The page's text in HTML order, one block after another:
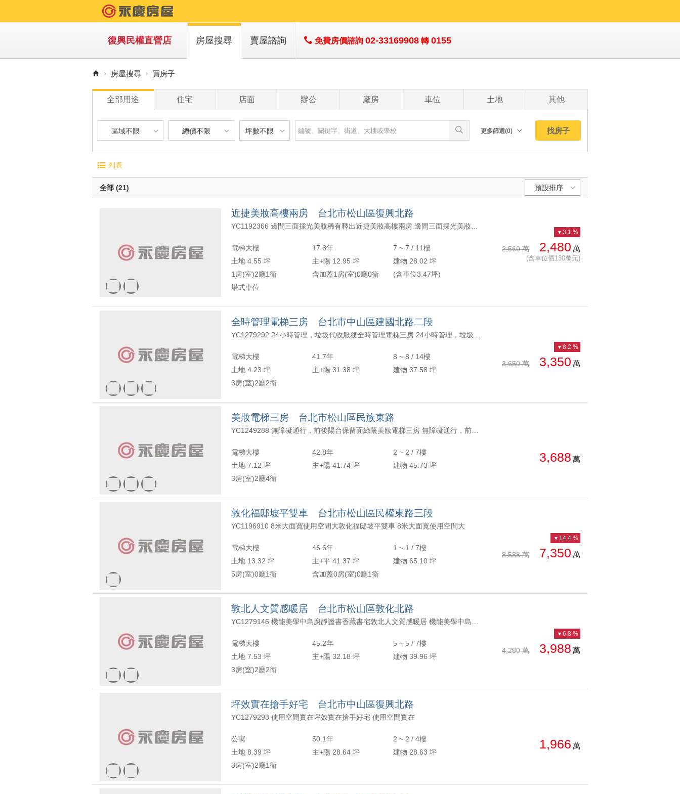
復興民權直營店 房屋搜尋 賣屋諮詢 免費房價諮詢 02-33169908 轉0155
房屋搜尋 買房子
全部用途 住宅 店面 辦公 廠房 車位 土地 其他
區域不限
台北市-松山區
台北市-中山區
總價不限
900 萬以下
900 萬 - 1200 萬
1200 萬 - 1500 萬
2500 萬 - 4000 萬
- 萬
坪數不限
坪數不限
20 坪以下
20 坪 - 30 坪
40 坪 - 50 坪
- 坪
更多篩選(0) 找房子
電梯大廈
無電梯公寓
透天別墅
有無障礙空間
5 年 - 10 年
10 年 - 20 年
20 年 - 30 年
年
2 - 6 樓
7 - 12 樓
13 樓以上
- 樓
3 房
4 房
5 房以上
-
東
西南
列表
全部 (21) 預設排序
總價: 低 → 高
每坪單價: 低 → 高
近捷美妝高樓兩房 台北市松山區復興北路
電梯大樓 17.8年
7 ~ 7 / 11樓
土地 4.55 坪
主+陽 12.95 坪
建物 28.02 坪
1房(室)2廳1衛
含加蓋1房(室)0廳0衛
(含車位3.47坪)
塔式車位
2,560 萬 2,480 萬
(含車位價130萬元)
3.1 %
全時管理電梯三房 台北市中山區建國北路二段
電梯大樓 41.7年
8 ~ 8 / 14樓
土地 4.23 坪
主+陽 31.38 坪
建物 37.58 坪
3房(室)2廳2衛
3,650 萬 3,350 萬
8.2 %
美妝電梯三房 台北市松山區民族東路
電梯大樓 42.8年
2 ~ 2 / 7樓
土地 7.12 坪
主+陽 41.74 坪
建物 45.73 坪
3房(室)2廳4衛
3,688 萬
敦化福邸坡平雙車 台北市松山區民權東路三段
YC1196910 8米大面寬使用空間大敦化福邸坡平雙車 8米大面寬使用空間大
電梯大樓 46.6年
1 ~ 1 / 7樓
土地 13.32 坪
主+平 41.37 坪
建物 65.10 坪
5房(室)0廳1衛
含加蓋0房(室)0廳1衛
8,588 萬 7,350 萬
14.4 %
敦北人文質感暖居 台北市松山區敦化北路
電梯大樓 45.2年
5 ~ 5 / 7樓
土地 7.53 坪
主+陽 32.18 坪
建物 39.96 坪
3房(室)2廳2衛
4,280 萬 3,988 萬
6.8 %
坪效實在搶手好宅 台北市中山區復興北路
YC1279293 使用空間實在坪效實在搶手好宅 使用空間實在
公寓 50.1年
2 ~ 2 / 4樓
土地 8.39 坪
主+陽 28.64 坪
建物 28.63 坪
3房(室)2廳1衛
1,966 萬